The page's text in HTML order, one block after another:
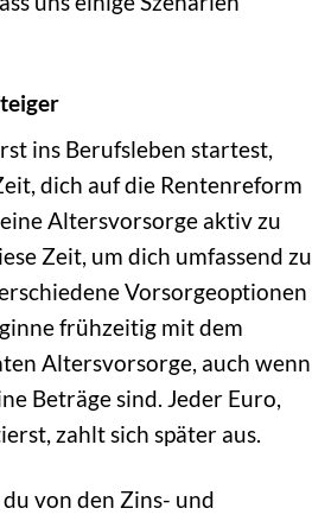
ins Berufsleben startest,
dich auf die Rentenreform
Altersvorsorge aktiv zu
Zeit, um dich umfassend zu
Vorsorgeoptionen
frühzeitig mit dem
Altersvorsorge, auch wenn
Beträge sind. Jeder Euro,
zahlt sich später aus.
von den Zins- und